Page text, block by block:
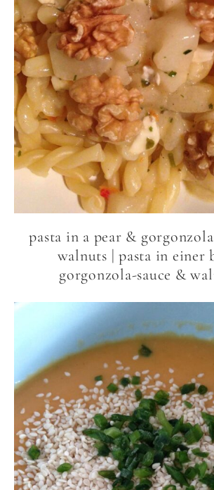
pasta in a pear &
walnuts | pasta in einer
gorgonzola-sauce &